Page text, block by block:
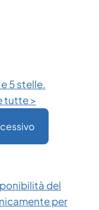
5 stelle.
tutte >
del
per